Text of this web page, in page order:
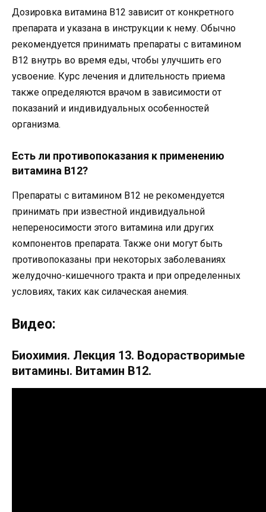
Дозировка витамина B12 зависит от конкретного
препарата и указана в инструкции к нему. Обычно
рекомендуется принимать препараты с витамином
B12 внутрь во время еды, чтобы улучшить его
усвоение. Курс лечения и длительность приема
также определяются врачом в зависимости от
показаний и индивидуальных особенностей
организма.
Есть ли противопоказания к применению
витамина B12?
Препараты с витамином B12 не рекомендуется
принимать при известной индивидуальной
непереносимости этого витамина или других
компонентов препарата. Также они могут быть
противопоказаны при некоторых заболеваниях
желудочно-кишечного тракта и при определенных
условиях, таких как силаческая анемия.
Видео:
Биохимия. Лекция 13. Водорастворимые
витамины. Витамин B12.